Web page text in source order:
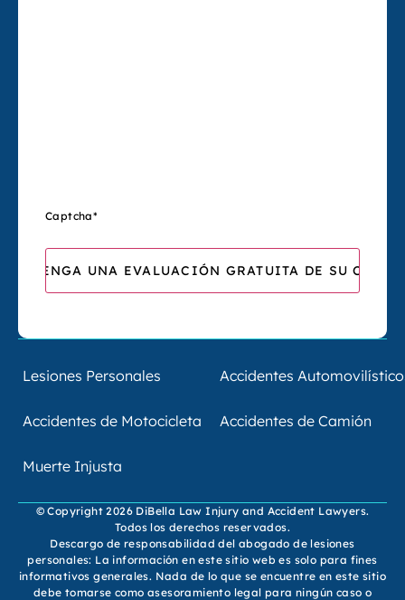
Captcha*
Lesiones Personales Accidentes
Accidentes de Motocicleta Accidentes de Camión
Muerte Injusta
© Copyright 2026 DiBella Law Injury and Accident Lawyers.
Todos los derechos reservados.
Descargo de responsabilidad del abogado de lesiones
personales: La información en este sitio web es solo para fines
informativos generales. Nada de lo que se encuentre en este sitio
debe tomarse como asesoramiento legal para ningún caso o